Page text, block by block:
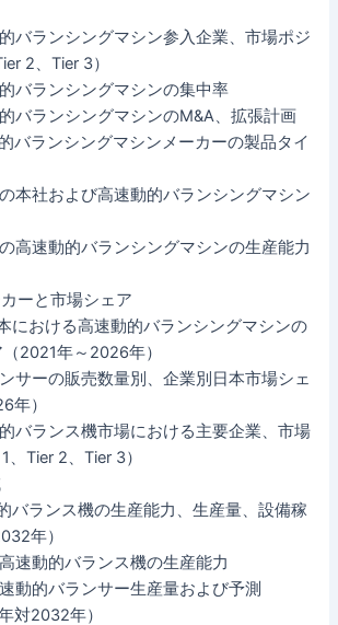
バランシングマシン参入企業、市場ポジ
2、Tier 3）
バランシングマシンの集中率
バランシングマシンのM&A、拡張計画
バランシングマシンメーカーの製品タイ
本社および高速動的バランシングマシン
高速動的バランシングマシンの生産能力
ーと市場シェア
における高速動的バランシングマシンの
2021年～2026年）
サーの販売数量別、企業別日本市場シェ
年）
バランス機市場における主要企業、市場
、Tier 2、Tier 3）
バランス機の生産能力、生産量、設備稼
年）
速動的バランス機の生産能力
動的バランサー生産量および予測
対2032年）